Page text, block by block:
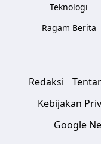
Teknologi
Ragam Berita
Redaksi
Kebijakan
Google